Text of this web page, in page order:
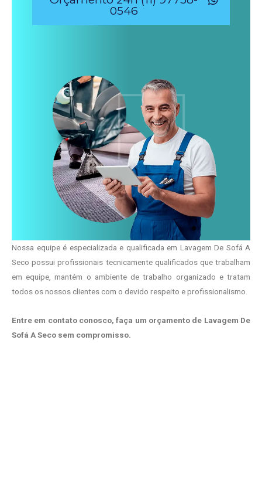
0546
Nossa equipe é especializada e qualificada em Lavagem De Sofá A
Seco possui profissionais tecnicamente qualificados que trabalham
em equipe, mantém o ambiente de trabalho organizado e tratam
todos os nossos clientes com o devido respeito e profissionalismo.
Entre em contato conosco, faça um orçamento de Lavagem De
Sofá A Seco sem compromisso.